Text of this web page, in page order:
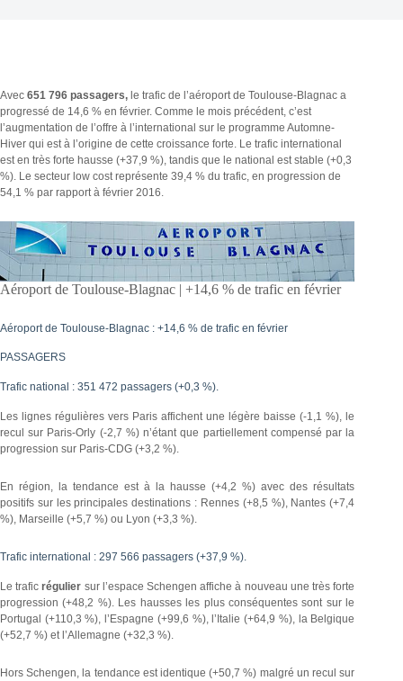
Avec 651 796 passagers, le trafic de l’aéroport de Toulouse-Blagnac a
progressé de 14,6 % en février. Comme le mois précédent, c’est
l’augmentation de l’offre à l’international sur le programme Automne-
Hiver qui est à l’origine de cette croissance forte. Le trafic international
est en très forte hausse (+37,9 %), tandis que le national est stable (+0,3
%). Le secteur low cost représente 39,4 % du trafic, en progression de
54,1 % par rapport à février 2016.
Aéroport de Toulouse-Blagnac | +14,6 % de trafic en février
Aéroport de Toulouse-Blagnac : +14,6 % de trafic en février
PASSAGERS
Trafic national : 351 472 passagers (+0,3 %).
Les lignes régulières vers Paris affichent une légère baisse (-1,1 %), le
recul sur Paris-Orly (-2,7 %) n’étant que partiellement compensé par la
progression sur Paris-CDG (+3,2 %).
En région, la tendance est à la hausse (+4,2 %) avec des résultats
positifs sur les principales destinations : Rennes (+8,5 %), Nantes (+7,4
%), Marseille (+5,7 %) ou Lyon (+3,3 %).
Trafic international : 297 566 passagers (+37,9 %).
Le traficrégulier sur l’espace Schengen affiche à nouveau une très forte
progression (+48,2 %). Les hausses les plus conséquentes sont sur le
Portugal (+110,3 %), l’Espagne (+99,6 %), l’Italie (+64,9 %), la Belgique
(+52,7 %) et l’Allemagne (+32,3 %).
Hors Schengen, la tendance est identique (+50,7 %) malgré un recul sur